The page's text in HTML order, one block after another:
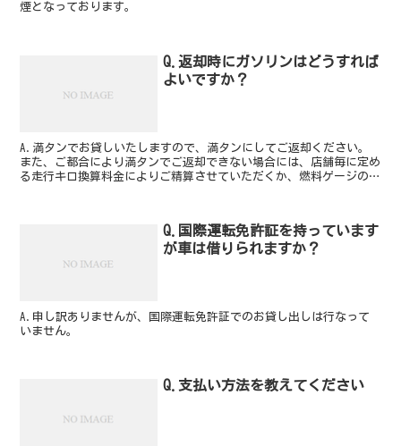
煙となっております。
Q.返却時にガソリンはどうすれば
よいですか？
A.満タンでお貸しいたしますので、満タンにしてご返却ください。
また、ご都合により満タンでご返却できない場合には、店舗毎に定め
る走行キロ換算料金によりご精算させていただくか、燃料ゲージの残
Q.国際運転免許証を持っています
が車は借りられますか？
A.申し訳ありませんが、国際運転免許証でのお貸し出しは行なって
いません。
Q.支払い方法を教えてください